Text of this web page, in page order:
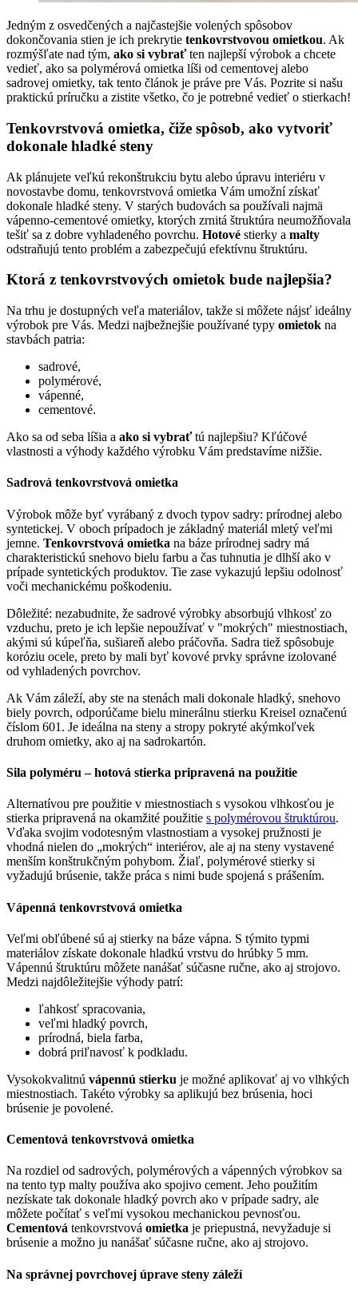
Jedným z osvedčených a najčastejšie volených spôsobov
dokončovania stien je ich prekrytie tenkovrstvovou omietkou. Ak
rozmýšľate nad tým, ako si vybraťten najlepší výrobok a chcete
vedieť, ako sa polymérová omietka líši od cementovej alebo
sadrovej omietky, tak tento článok je práve pre Vás. Pozrite si našu
praktickú príručku a zistite všetko, čo je potrebné vedieť o stierkach!
Tenkovrstvová omietka, čiže spôsob, ako vytvoriť
dokonale hladké steny
Ak plánujete veľkú rekonštrukciu bytu alebo úpravu interiéru v
novostavbe domu, tenkovrstvová omietka Vám umožní získať
dokonale hladké steny. V starých budovách sa používali najmä
vápenno-cementové omietky, ktorých zrnitá štruktúra neumožňovala
tešiť sa z dobre vyhladeného povrchu. Hotové stierky a malty
odstraňujú tento problém a zabezpečujú efektívnu štruktúru.
Ktorá z tenkovrstvových omietok bude najlepšia?
Na trhu je dostupných veľa materiálov, takže si môžete nájsť ideálny
výrobok pre Vás. Medzi najbežnejšie používané typy omietok na
stavbách patria:
sadrové,
polymérové,
vápenné,
cementové.
Ako sa od seba líšia a ako si vybraťtú najlepšiu? Kľúčové
vlastnosti a výhody každého výrobku Vám predstavíme nižšie.
Sadrová tenkovrstvová omietka
Výrobok môže byť vyrábaný z dvoch typov sadry: prírodnej alebo
syntetickej. V oboch prípadoch je základný materiál mletý veľmi
jemne. Tenkovrstvová omietka na báze prírodnej sadry má
charakteristickú snehovo bielu farbu a čas tuhnutia je dlhší ako v
prípade syntetických produktov. Tie zase vykazujú lepšiu odolnosť
voči mechanickému poškodeniu.
Dôležité: nezabudnite, že sadrové výrobky absorbujú vlhkosť zo
vzduchu, preto je ich lepšie nepoužívať v "mokrých" miestnostiach,
akými sú kúpeľňa, sušiareň alebo práčovňa. Sadra tiež spôsobuje
koróziu ocele, preto by mali byť kovové prvky správne izolované
od vyhladených povrchov.
Ak Vám záleží, aby ste na stenách mali dokonale hladký, snehovo
biely povrch, odporúčame bielu minerálnu stierku Kreisel označenú
číslom 601. Je ideálna na steny a stropy pokryté akýmkoľvek
druhom omietky, ako aj na sadrokartón.
Sila polyméru –hotová stierka pripravená na použitie
Alternatívou pre použitie v miestnostiach s vysokou vlhkosťou je
stierka pripravená na okamžité použitie s polymérovou štruktúrou.
Vďaka svojim vodotesným vlastnostiam a vysokej pružnosti je
vhodná nielen do „mokrých“ interiérov, ale aj na steny vystavené
menším konštrukčným pohybom. Žiaľ, polymérové stierky si
vyžadujú brúsenie, takže práca s nimi bude spojená s prášením.
Vápenná tenkovrstvová omietka
Veľmi obľúbené sú aj stierky na báze vápna. S týmito typmi
materiálov získate dokonale hladkú vrstvu do hrúbky 5 mm.
Vápennú štruktúru môžete nanášať súčasne ručne, ako aj strojovo.
Medzi najdôležitejšie výhody patrí:
ľahkosť spracovania,
veľmi hladký povrch,
prírodná, biela farba,
dobrá priľnavosť k podkladu.
Vysokokvalitnú vápennú stierku je možné aplikovať aj vo vlhkých
miestnostiach. Takéto výrobky sa aplikujú bez brúsenia, hoci
brúsenie je povolené.
Cementová tenkovrstvová omietka
Na rozdiel od sadrových, polymérových a vápenných výrobkov sa
na tento typ malty používa ako spojivo cement. Jeho použitím
nezískate tak dokonale hladký povrch ako v prípade sadry, ale
môžete počítať s veľmi vysokou mechanickou pevnosťou.
Cementová tenkovrstvová omietka je priepustná, nevyžaduje si
brúsenie a možno ju nanášať súčasne ručne, ako aj strojovo.
Na správnej povrchovej úprave steny záleží